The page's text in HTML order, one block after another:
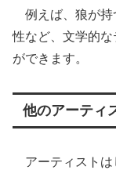
例えば、狼が持
性など、文学的
ができます。
他のアーティ
アーティストは